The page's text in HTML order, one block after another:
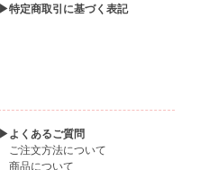
▶特定商取引に基づく表記
▶よくあるご質問
ご注文方法について
商品について